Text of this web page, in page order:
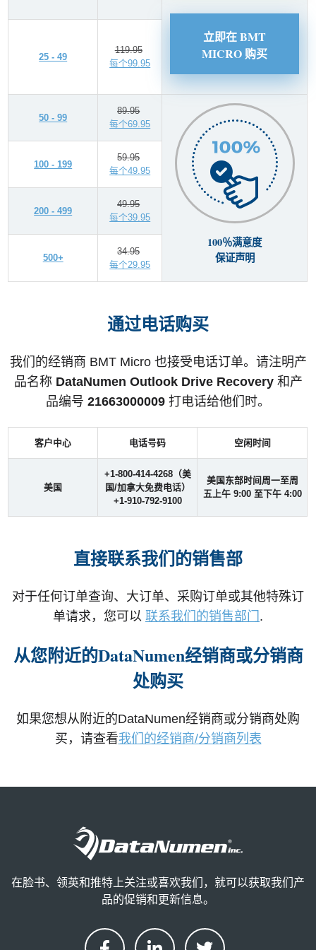
立即在 BMT
MICRO 购买
25 - 49
119.95
每个99.95
50 - 99
89.95
每个69.95
100％满意度
保证声明
100 - 199
59.95
每个49.95
200 - 499
49.95
每个39.95
500+
34.95
每个29.95
通过电话购买
我们的经销商 BMT Micro 也接受电话订单。请注明产
品名称 DataNumen Outlook Drive Recovery和产
品编号 21663000009 打电话给他们时。
客户中心 电话号码 空闲时间
美国
+1-800-414-4268（美
国/加拿大免费电话）
+1-910-792-9100
美国东部时间周一至周
五上午 9:00 至下午 4:00
直接联系我们的销售部
对于任何订单查询、大订单、采购订单或其他特殊订
单请求，您可以 联系我们的销售部门 .
从您附近的DataNumen经销商或分销商
处购买
如果您想从附近的DataNumen经销商或分销商处购
买，请查看我们的经销商/分销商列表
在脸书、领英和推特上关注或喜欢我们，就可以获取我们产
品的促销和更新信息。